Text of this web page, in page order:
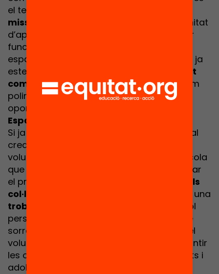
el teu espai. Volem que aquesta sigui una
missió compartida
, que tingueu l’oportunitat
d’aprendre sobre les pràctiques que millor
funcionen en altres Code Clubs. En aquest
espai farem comunitat entre aquelles que ja
esteu en marxa, i veurem, que
això tot just
comença. Pensarem sobre allò que podem
polir en els clubs a curt termini, i en les
oportunitats futures que caldrà aprofitar.
Espai CONNECTA
Si ja coneixes el pensament computacional
creatiu. Si no t’hi veus sumant com a
voluntària. Si no ets d’un ajuntament o escola
que estigui impulsant o es plantegi impulsar
el programa. Però…
creus en la missió i vols
col·laborar
, aquest és el teu espai. Farem una
trobada oberta i de xarxa
amb qualsevol
persona que vulgui posar el seu granet de
sorra. Des de la recerca, la comunicació, el
voluntariat, la formació, … El
de garantir
les oportunitats digitals de
els infants i
adolescents, requereix l'esforç de